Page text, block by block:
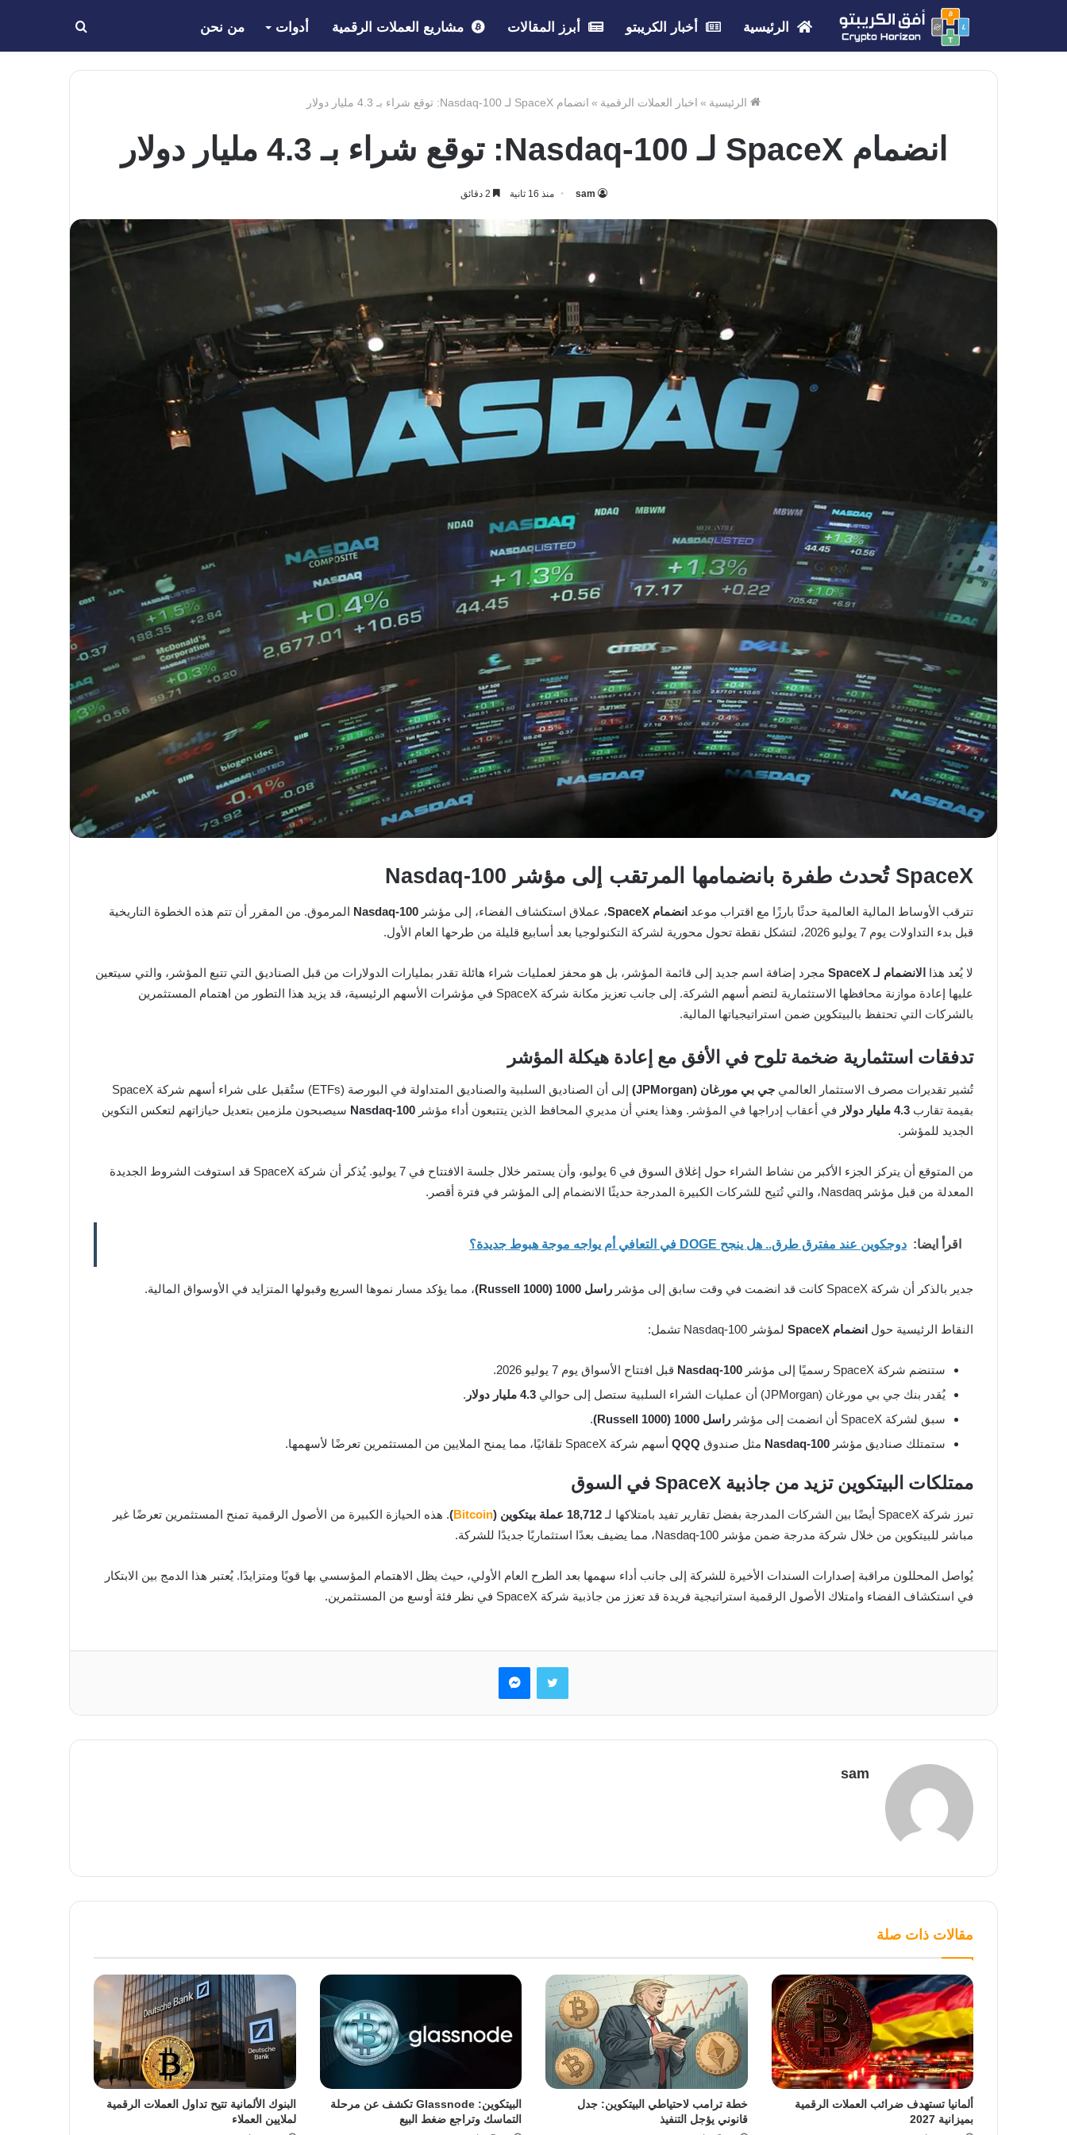
الرئيسية أخبار الكريبتو أبرز المقالات مشاريع العملات الرقمية أدوات من نحن بحث
عن
الرئيسية » اخبار العملات الرقمية » انضمام SpaceX لـ Nasdaq-100: توقع شراء بـ 4.3 مليار دولار
انضمام SpaceX لـ Nasdaq-100: توقع شراء بـ 4.3 مليار دولار
sam منذ 16 ثانية
SpaceX تُحدث طفرة بانضمامها المرتقب إلى مؤشر Nasdaq-100
تترقب الأوساط المالية العالمية حدثًا بارزًا مع اقتراب موعد انضمام SpaceX ، عملاق استكشاف الفضاء، إلى مؤشر Nasdaq-100 المرموق. من المقرر أن تتم هذه الخطوة التاريخية
قبل بدء التداولات يوم 7 يوليو 2026، لتشكل نقطة تحول محورية لشركة التكنولوجيا بعد أسابيع قليلة من طرحها العام الأول.
لا يُعد هذا الانضمام لـ SpaceX
مجرد إضافة اسم جديد إلى قائمة المؤشر، بل هو محفز لعمليات شراء هائلة تقدر بمليارات الدولارات من قبل الصناديق التي تتبع المؤشر، والتي سيتعين
عليها إعادة موازنة محافظها الاستثمارية لتضم أسهم الشركة. إلى جانب تعزيز مكانة شركة SpaceX في مؤشرات الأسهم الرئيسية، قد يزيد هذا التطور من اهتمام المستثمرين
بالشركات التي تحتفظ بالبيتكوين ضمن استراتيجياتها المالية.
تدفقات استثمارية ضخمة تلوح في الأفق مع إعادة هيكلة المؤشر
تُشير تقديرات مصرف الاستثمار العالمي جي بي مورغان (JPMorgan)
إلى أن الصناديق السلبية والصناديق المتداولة في البورصة (ETFs) ستُقبل على شراء أسهم شركة SpaceX
بقيمة تقارب 4.3 مليار دولار في أعقاب إدراجها في المؤشر. وهذا يعني أن مديري المحافظ الذين يتتبعون أداء مؤشر Nasdaq-100 سيصبحون ملزمين بتعديل حيازاتهم لتعكس التكوين
الجديد للمؤشر.
من المتوقع أن يتركز الجزء الأكبر من نشاط الشراء حول إغلاق السوق في 6 يوليو، وأن يستمر خلال جلسة الافتتاح في 7 يوليو. يُذكر أن شركة SpaceX قد استوفت الشروط الجديدة
المعدلة من قبل مؤشر Nasdaq، والتي تُتيح للشركات الكبيرة المدرجة حديثًا الانضمام إلى المؤشر في فترة أقصر.
اقرأ ايضا: دوجكوين عند مفترق طرق.. هل ينجح DOGE في التعافي أم يواجه موجة هبوط جديدة؟
جدير بالذكر أن شركة SpaceX كانت قد انضمت في وقت سابق إلى مؤشر راسل 1000 (Russell 1000) ، مما يؤكد مسار نموها السريع وقبولها المتزايد في الأوسواق المالية.
النقاط الرئيسية حول انضمام SpaceX لمؤشر Nasdaq-100 تشمل:
ستنضم شركة SpaceX رسميًا إلى مؤشر Nasdaq-100 قبل افتتاح الأسواق يوم 7 يوليو 2026.
يُقدر بنك جي بي مورغان (JPMorgan) أن عمليات الشراء السلبية ستصل إلى حوالي
4.3 مليار دولار
.
سبق لشركة SpaceX أن انضمت إلى مؤشر
راسل 1000 (Russell 1000)
.
ستمتلك صناديق مؤشر Nasdaq-100 مثل صندوق QQQ أسهم شركة SpaceX تلقائيًا، مما يمنح الملايين من المستثمرين تعرضًا لأسهمها.
ممتلكات البيتكوين تزيد من جاذبية SpaceX في السوق
تبرز شركة SpaceX أيضًا بين الشركات المدرجة بفضل تقارير تفيد بامتلاكها لـ 18,712 عملة بيتكوين ( Bitcoin
). هذه الحيازة الكبيرة من الأصول الرقمية تمنح المستثمرين تعرضًا غير
مباشر للبيتكوين من خلال شركة مدرجة ضمن مؤشر Nasdaq-100، مما يضيف بعدًا استثماريًا جديدًا للشركة.
يُواصل المحللون مراقبة إصدارات السندات الأخيرة للشركة إلى جانب أداء سهمها بعد الطرح العام الأولي، حيث يظل الاهتمام المؤسسي بها قويًا ومتزايدًا. يُعتبر هذا الدمج بين الابتكار
في استكشاف الفضاء وامتلاك الأصول الرقمية استراتيجية فريدة قد تعزز من جاذبية شركة SpaceX في نظر فئة أوسع من المستثمرين.
تويتر ماسنجر
sam
مقالات ذات صلة
ألمانيا تستهدف ضرائب العملات الرقمية
بميزانية 2027
خطة ترامب لاحتياطي البيتكوين: جدل
قانوني يؤجل التنفيذ
البيتكوين: Glassnode تكشف عن مرحلة
التماسك وتراجع ضغط البيع
البنوك الألمانية تتيح تداول العملات الرقمية
لملايين العملاء